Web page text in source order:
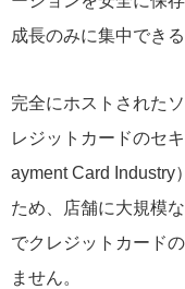
成長のみに集中でき
完全にホストされた
レジットカードのセ
ayment Card Industry
ため、店舗に大規模
でクレジットカード
ません。